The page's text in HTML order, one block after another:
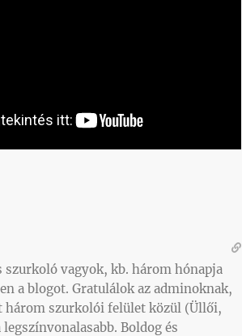
szurkoló vagyok, kb. három hónapja
a blogot. Gratulálok az adminoknak,
három szurkolói felület közül (Üllői,
legszínvonalasabb. Boldog és